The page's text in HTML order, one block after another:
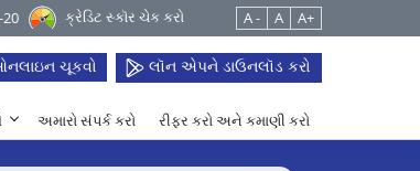
20 ક્રેડિટ સ્કૉર ચેક કરો A - A A+
ચૂકવો લૉન એપને ડાઉનલૉડ કરો
અમારો સંપર્ક કરો રીફર કરો અને કમાણી કરો